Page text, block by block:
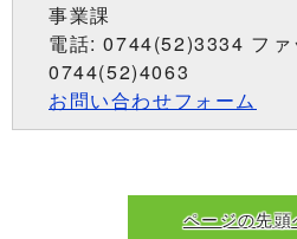
事業課
電話: 0744(52)3334 ファ
0744(52)4063
お問い合わせフォーム
ページの先